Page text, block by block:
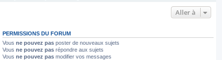
Aller à
PERMISSIONS DU FORUM
Vous ne pouvez pas poster de nouveaux sujets
Vous ne pouvez pas répondre aux sujets
Vous ne pouvez pas modifier vos messages